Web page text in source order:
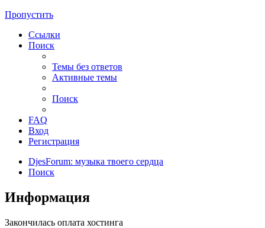
Пропустить
Ссылки
Поиск
Темы без ответов
Активные темы
Поиск
FAQ
Вход
Регистрация
DjesForum: музыка твоего сердца
Поиск
Информация
Закончилась оплата хостинга